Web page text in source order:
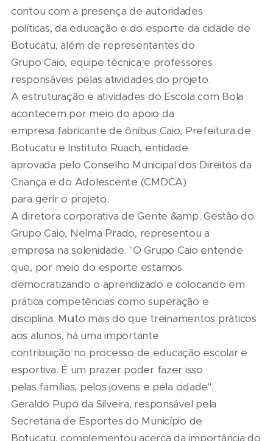
contou com a presença de autoridades
políticas, da educação e do esporte da cidade de
Botucatu, além de representantes do
Grupo Caio, equipe técnica e professores
responsáveis pelas atividades do projeto.
A estruturação e atividades do Escola com Bola
acontecem por meio do apoio da
empresa fabricante de ônibus Caio, Prefeitura de
Botucatu e Instituto Ruach, entidade
aprovada pelo Conselho Municipal dos Direitos da
Criança e do Adolescente (CMDCA)
para gerir o projeto.
A diretora corporativa de Gente &amp; Gestão do
Grupo Caio, Nelma Prado, representou a
empresa na solenidade. "O Grupo Caio entende
que, por meio do esporte estamos
democratizando o aprendizado e colocando em
prática competências como superação e
disciplina. Muito mais do que treinamentos práticos
aos alunos, há uma importante
contribuição no processo de educação escolar e
esportiva. É um prazer poder fazer isso
pelas famílias, pelos jovens e pela cidade".
Geraldo Pupo da Silveira, responsável pela
Secretaria de Esportes do Município de
Botucatu, complementou acerca da importância do